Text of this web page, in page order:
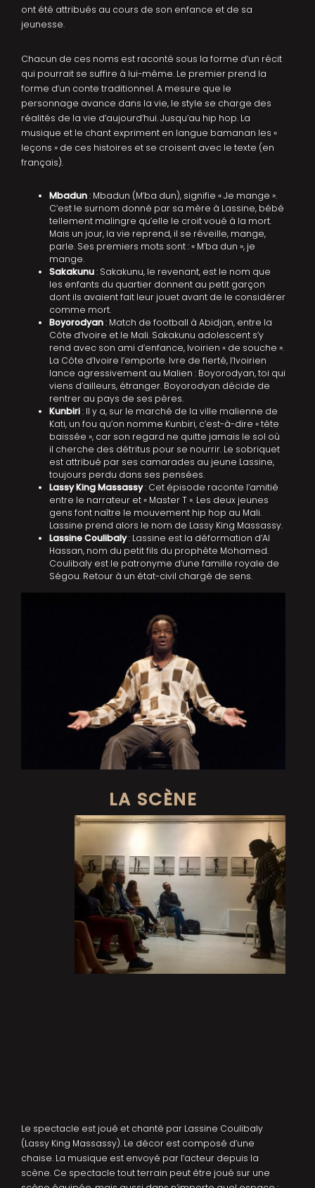
ont été attribués au cours de son enfance et de sa
jeunesse.
Chacun de ces noms est raconté sous la forme d’un récit
qui pourrait se suffire à lui-même. Le premier prend la
forme d’un conte traditionnel. A mesure que le
personnage avance dans la vie, le style se charge des
réalités de la vie d’aujourd’hui. Jusqu’au hip hop. La
musique et le chant expriment en langue bamanan les «
leçons » de ces histoires et se croisent avec le texte (en
français).
Mbadun: Mbadun (M’ba dun), signifie « Je mange ».
C’est le surnom donné par sa mère à Lassine, bébé
tellement malingre qu’elle le croit voué à la mort.
Mais un jour, la vie reprend, il se réveille, mange,
parle. Ses premiers mots sont : « M’ba dun », je
mange.
Sakakunu: Sakakunu, le revenant, est le nom que
les enfants du quartier donnent au petit garçon
dont ils avaient fait leur jouet avant de le considérer
comme mort.
Boyorodyan: Match de football à Abidjan, entre la
Côte d’Ivoire et le Mali. Sakakunu adolescent s’y
rend avec son ami d’enfance, Ivoirien « de souche ».
La Côte d’Ivoire l’emporte. Ivre de fierté, l’Ivoirien
lance agressivement au Malien : Boyorodyan, toi qui
viens d’ailleurs, étranger. Boyorodyan décide de
rentrer au pays de ses pères.
Kunbiri: Il y a, sur le marché de la ville malienne de
Kati, un fou qu’on nomme Kunbiri, c’est-à-dire « tête
baissée », car son regard ne quitte jamais le sol où
il cherche des détritus pour se nourrir. Le sobriquet
est attribué par ses camarades au jeune Lassine,
toujours perdu dans ses pensées.
Lassy King Massassy: Cet épisode raconte l’amitié
entre le narrateur et « Master T ». Les deux jeunes
gens font naître le mouvement hip hop au Mali.
Lassine prend alors le nom de Lassy King Massassy.
Lassine Coulibaly: Lassine est la déformation d’Al
Hassan, nom du petit fils du prophète Mohamed.
Coulibaly est le patronyme d’une famille royale de
Ségou. Retour à un état-civil chargé de sens.
LA SCÈNE
Le spectacle est joué et chanté par Lassine Coulibaly
(Lassy King Massassy). Le décor est composé d’une
chaise. La musique est envoyé par l’acteur depuis la
scène. Ce spectacle tout terrain peut être joué sur une